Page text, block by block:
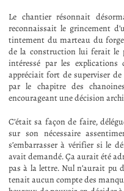
Le chantier résonnait
reconnaissait le grincement
tintement du marteau du
de la construction lui ferait le
intéressé par les
appréciait fort de superviser
par le chapitre des
encourageant une décision
C’était sa façon de faire,
sur son nécessaire
s’embarrasser à vérifier si le
avait demandé. Ça aurait été
pas à la lettre. Nul n’aurait pu
tenait aucun compte des